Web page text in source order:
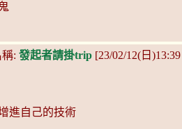
: 發起者請掛trip [23/02/12(日
進自己的技術